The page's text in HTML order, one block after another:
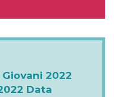
2022
Data